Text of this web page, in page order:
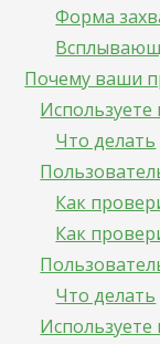
Форма
Почему ваши
Что делать
Как
Как
Что делать
Используете